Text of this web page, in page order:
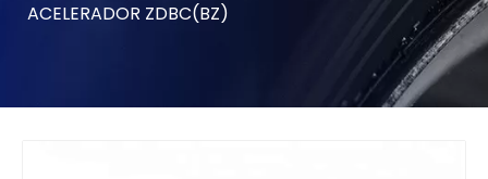
ACELERADOR ZDBC(BZ)